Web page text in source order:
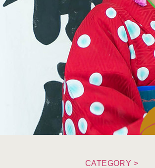
CATEGORY >